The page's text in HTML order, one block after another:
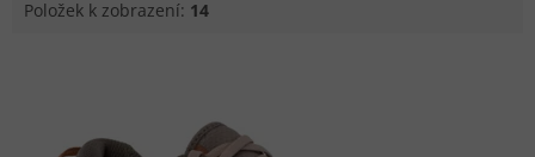
Položek k zobrazení: 14